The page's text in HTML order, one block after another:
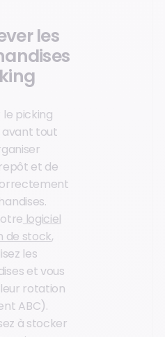
les
picking
avant tout
et de
logiciel
de stock,
les
et vous
rotation
ABC).
à stocker